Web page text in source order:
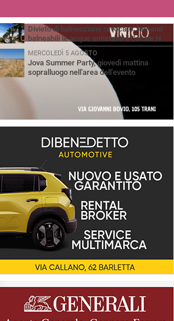
VENERDÌ 31 LUGLIO
Divieto di balneazione revocato, tornano
balneabili le acque antistanti il Canale H
MERCOLEDÌ 5 AGOSTO
Jova Summer Party, giovedì mattina
sopralluogo nell'area dell'evento